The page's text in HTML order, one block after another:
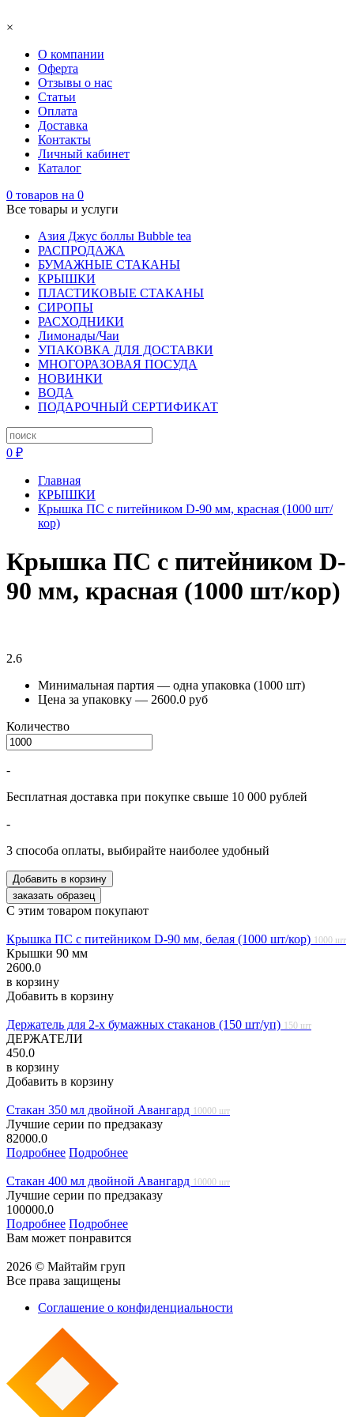
×
О компании
Оферта
Отзывы о нас
Статьи
Оплата
Доставка
Контакты
Личный кабинет
Каталог
0 товаров на 0
Все товары и услуги
Азия Джус боллы Bubble tea
РАСПРОДАЖА
БУМАЖНЫЕ СТАКАНЫ
КРЫШКИ
ПЛАСТИКОВЫЕ СТАКАНЫ
СИРОПЫ
РАСХОДНИКИ
Лимонады/Чаи
УПАКОВКА ДЛЯ ДОСТАВКИ
МНОГОРАЗОВАЯ ПОСУДА
НОВИНКИ
ВОДА
ПОДАРОЧНЫЙ СЕРТИФИКАТ
0 ₽
Главная
КРЫШКИ
Крышка ПС с питейником D-90 мм, красная (1000 шт/
кор)
Крышка ПС с питейником D-
90 мм, красная (1000 шт/кор)
2.6
Минимальная партия — одна упаковка (1000 шт)
Цена за упаковку — 2600.0 руб
Количество
-
Бесплатная доставка при покупке свыше 10 000 рублей
-
3 способа оплаты, выбирайте наиболее удобный
С этим товаром покупают
Крышка ПС с питейником D-90 мм, белая (1000 шт/кор) 1000 шт
Крышки 90 мм
2600.0
в корзину
Добавить в корзину
Держатель для 2-х бумажных стаканов (150 шт/уп) 150 шт
ДЕРЖАТЕЛИ
450.0
в корзину
Добавить в корзину
Стакан 350 мл двойной Авангард 10000 шт
Лучшие серии по предзаказу
82000.0
Подробнее Подробнее
Стакан 400 мл двойной Авангард 10000 шт
Лучшие серии по предзаказу
100000.0
Подробнее Подробнее
Вам может понравится
2026 © Майтайм груп
Все права защищены
Соглашение о конфиденциальности